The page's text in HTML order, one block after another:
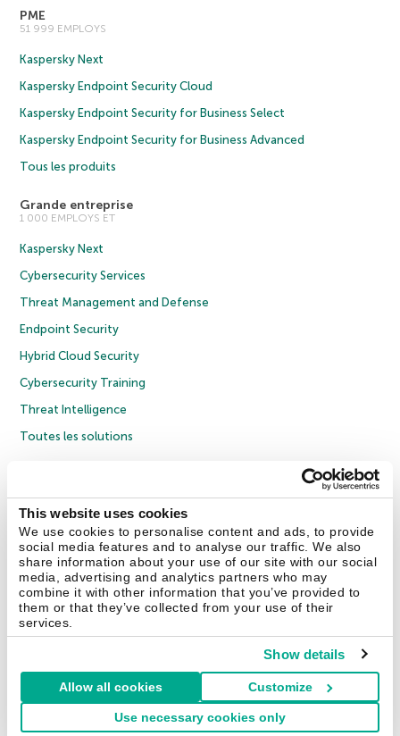
This website uses cookies
We use cookies to personalise content and ads, to provide
social media features and to analyse our traffic. We also
share information about your use of our site with our social
media, advertising and analytics partners who may
combine it with other information that you’ve provided to
them or that they’ve collected from your use of their
services.
Show details
Allow all cookies Customize
Use necessary cookies only
PME
51 999 EMPLOYS
Kaspersky Next
Kaspersky Endpoint Security Cloud
Kaspersky Endpoint Security for Business Select
Kaspersky Endpoint Security for Business Advanced
Tous les produits
Grande entreprise
1 000 EMPLOYS ET
Kaspersky Next
Cybersecurity Services
Threat Management and Defense
Endpoint Security
Hybrid Cloud Security
Cybersecurity Training
Threat Intelligence
Toutes les solutions
Politique de confidentialité
Politique anticorruption
Contrat de licence grand public
Contrat de licence entreprises
Cookies
Nous contacter À propos Partenaires Blog Communiqués de presse
Securelist Eugene Personal Blog Encyclopédie de Kaspersky
France & Suisse